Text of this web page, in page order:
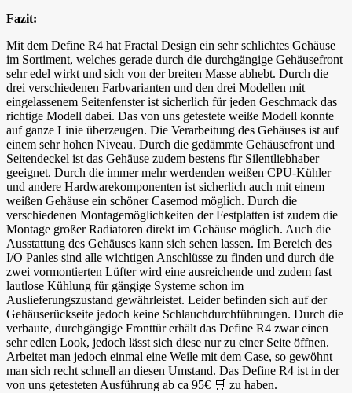
Fazit:
Mit dem Define R4 hat Fractal Design ein sehr schlichtes Gehäuse
im Sortiment, welches gerade durch die durchgängige Gehäusefront
sehr edel wirkt und sich von der breiten Masse abhebt. Durch die
drei verschiedenen Farbvarianten und den drei Modellen mit
eingelassenem Seitenfenster ist sicherlich für jeden Geschmack das
richtige Modell dabei. Das von uns getestete weiße Modell konnte
auf ganze Linie überzeugen. Die Verarbeitung des Gehäuses ist auf
einem sehr hohen Niveau. Durch die gedämmte Gehäusefront und
Seitendeckel ist das Gehäuse zudem bestens für Silentliebhaber
geeignet. Durch die immer mehr werdenden weißen CPU-Kühler
und andere Hardwarekomponenten ist sicherlich auch mit einem
weißen Gehäuse ein schöner Casemod möglich. Durch die
verschiedenen Montagemöglichkeiten der Festplatten ist zudem die
Montage großer Radiatoren direkt im Gehäuse möglich. Auch die
Ausstattung des Gehäuses kann sich sehen lassen. Im Bereich des
I/O Panles sind alle wichtigen Anschlüsse zu finden und durch die
zwei vormontierten Lüfter wird eine ausreichende und zudem fast
lautlose Kühlung für gängige Systeme schon im
Auslieferungszustand gewährleistet. Leider befinden sich auf der
Gehäuserückseite jedoch keine Schlauchdurchführungen. Durch die
verbaute, durchgängige Fronttür erhält das Define R4 zwar einen
sehr edlen Look, jedoch lässt sich diese nur zu einer Seite öffnen.
Arbeitet man jedoch einmal eine Weile mit dem Case, so gewöhnt
man sich recht schnell an diesen Umstand. Das Define R4 ist in der
von uns getesteten Ausführung ab ca 95€ 🛒 zu haben.